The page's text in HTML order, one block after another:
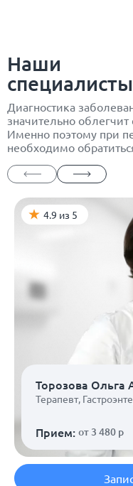
Наши
специалисты
Диагностика
значительно
Именно поэтому при
необходимо
4.9 из 5
Торозова Ольга
Терапевт,
Прием: от 3 480 р